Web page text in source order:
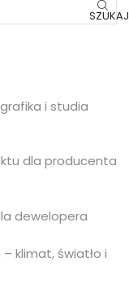
SZUKAJ
i studia
dla producenta
dewelopera
klimat, światło i